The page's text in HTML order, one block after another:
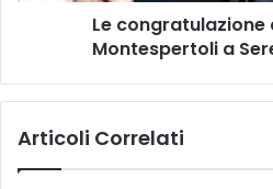
A
S
o
Le congratulazione
Montespertoli a
Articoli Correlati